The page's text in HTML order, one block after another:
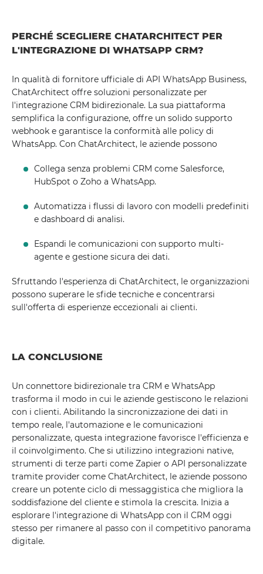
PERCHÉ SCEGLIERE CHATARCHITECT PER
L'INTEGRAZIONE DI WHATSAPP CRM?
In qualità di fornitore ufficiale di API WhatsApp Business,
ChatArchitect offre soluzioni personalizzate per
l'integrazione CRM bidirezionale. La sua piattaforma
semplifica la configurazione, offre un solido supporto
webhook e garantisce la conformità alle policy di
WhatsApp. Con ChatArchitect, le aziende possono
Collega senza problemi CRM come Salesforce,
HubSpot o Zoho a WhatsApp.
Automatizza i flussi di lavoro con modelli predefiniti
e dashboard di analisi.
Espandi le comunicazioni con supporto multi-
agente e gestione sicura dei dati.
Sfruttando l'esperienza di ChatArchitect, le organizzazioni
possono superare le sfide tecniche e concentrarsi
sull'offerta di esperienze eccezionali ai clienti.
LA CONCLUSIONE
Un connettore bidirezionale tra CRM e WhatsApp
trasforma il modo in cui le aziende gestiscono le relazioni
con i clienti. Abilitando la sincronizzazione dei dati in
tempo reale, l'automazione e le comunicazioni
personalizzate, questa integrazione favorisce l'efficienza e
il coinvolgimento. Che si utilizzino integrazioni native,
strumenti di terze parti come Zapier o API personalizzate
tramite provider come ChatArchitect, le aziende possono
creare un potente ciclo di messaggistica che migliora la
soddisfazione del cliente e stimola la crescita. Inizia a
esplorare l'integrazione di WhatsApp con il CRM oggi
stesso per rimanere al passo con il competitivo panorama
digitale.